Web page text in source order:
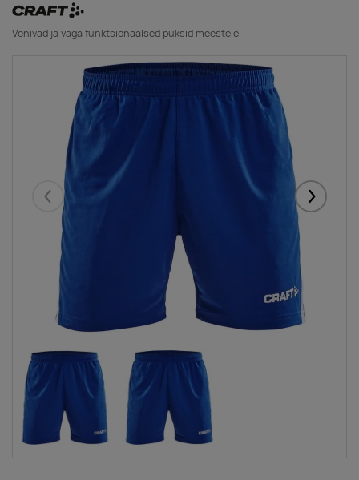
Venivad ja väga funktsionaalsed püksid meestele.
Eelmised